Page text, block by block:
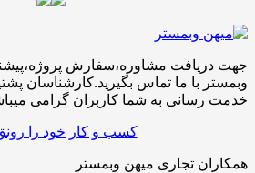
جهت دریافت مشاوره،سفارش
خدمت رسانی به شما کاربران گرامی
کسب و کار خود را
همکاران تجاری میهن وبمستر